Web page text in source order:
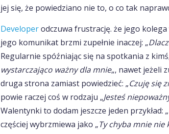
jej się, że powiedziano nie to, o co tak
Developerodczuwa frustrację. że jego
jego komunikat brzmi zupełnie inaczej: „
Regularnie spóźniając się na spotkania z
wystarczająco ważny dla mnie„, nawet jeżeli
druga strona zamiast powiedzieć: „Czuję się
powie raczej coś w rodzaju „Jesteś
Walentynki to dodam jeszcze jeden przykład: „
częściej wybrzmiewa jako „Ty chyba mnie nie